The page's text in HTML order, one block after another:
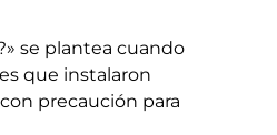
se plantea cuando
que instalaron
precaución para